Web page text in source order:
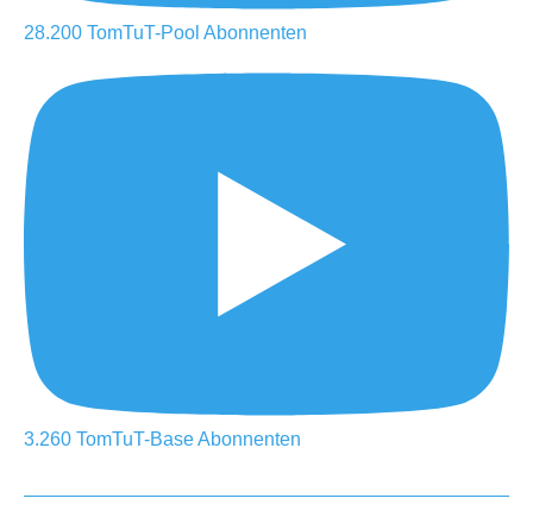
28.200 TomTuT-Pool Abonnenten
3.260 TomTuT-BaseAbonnenten